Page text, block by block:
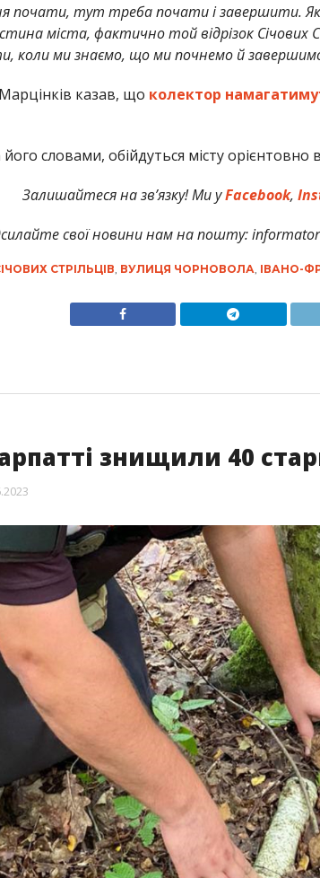
почати, тут треба почати і завершити.
міста, фактично той відрізок Січових
коли ми знаємо, що ми почнемо й
казав, що колектор
словами, обійдуться місту орієнтовно
Залишайтеся на зв’язку! Ми уFacebook,
свої новини нам на пошту:
СТРІЛЬЦІВ, ВУЛИЦЯ ЧОРНОВОЛА, ІВАНО-
знищили 40